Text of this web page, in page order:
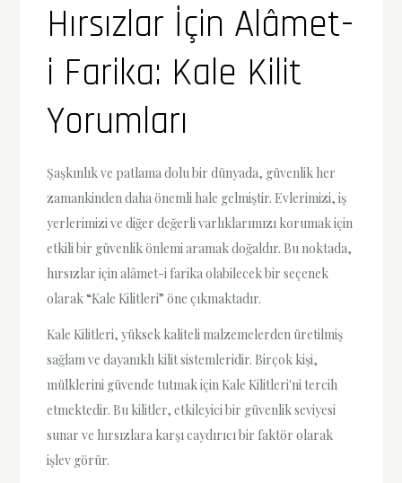
Hırsızlar İçin Alâmet-
i Farika: Kale Kilit
Yorumları
Şaşkınlık ve patlama dolu bir dünyada, güvenlik her
zamankinden daha önemli hale gelmiştir. Evlerimizi, iş
yerlerimizi ve diğer değerli varlıklarımızı korumak için
etkili bir güvenlik önlemi aramak doğaldır. Bu noktada,
hırsızlar için alâmet-i farika olabilecek bir seçenek
olarak “Kale Kilitleri” öne çıkmaktadır.
Kale Kilitleri, yüksek kaliteli malzemelerden üretilmiş
sağlam ve dayanıklı kilit sistemleridir. Birçok kişi,
mülklerini güvende tutmak için Kale Kilitleri'ni tercih
etmektedir. Bu kilitler, etkileyici bir güvenlik seviyesi
sunar ve hırsızlara karşı caydırıcı bir faktör olarak
işlev görür.